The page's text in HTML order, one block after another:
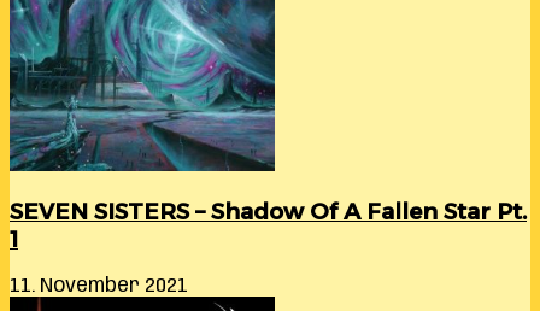
SEVEN SISTERS – Shadow Of A Fallen Star Pt.
1
11. November 2021